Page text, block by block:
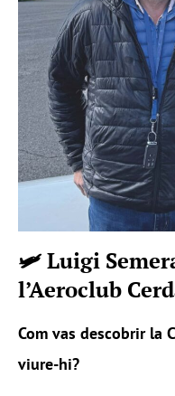
🛩️ Luigi
l’Aeroclub
Com vas descobrir la
viure-hi?